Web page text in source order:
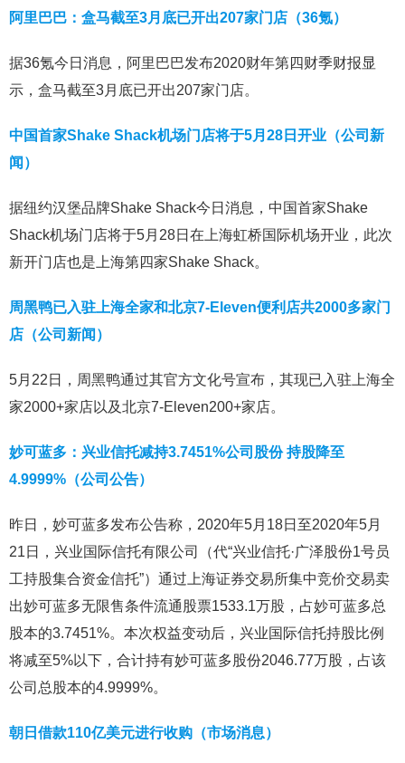
阿里巴巴：盒马截至3月底已开出207家门店（36氪）
据36氪今日消息，阿里巴巴发布2020财年第四财季财报显
示，盒马截至3月底已开出207家门店。
中国首家Shake Shack机场门店将于5月28日开业（公司新
闻）
据纽约汉堡品牌Shake Shack今日消息，中国首家Shake
Shack机场门店将于5月28日在上海虹桥国际机场开业，此次
新开门店也是上海第四家Shake Shack。
周黑鸭已入驻上海全家和北京7-Eleven便利店共2000多家门
店（公司新闻）
5月22日，周黑鸭通过其官方文化号宣布，其现已入驻上海全
家2000+家店以及北京7-Eleven200+家店。
妙可蓝多：兴业信托减持3.7451%公司股份 持股降至
4.9999%（公司公告）
昨日，妙可蓝多发布公告称，2020年5月18日至2020年5月
21日，兴业国际信托有限公司（代“兴业信托·广泽股份1号员
工持股集合资金信托”）通过上海证券交易所集中竞价交易卖
出妙可蓝多无限售条件流通股票1533.1万股，占妙可蓝多总
股本的3.7451%。本次权益变动后，兴业国际信托持股比例
将减至5%以下，合计持有妙可蓝多股份2046.77万股，占该
公司总股本的4.9999%。
朝日借款110亿美元进行收购（市场消息）